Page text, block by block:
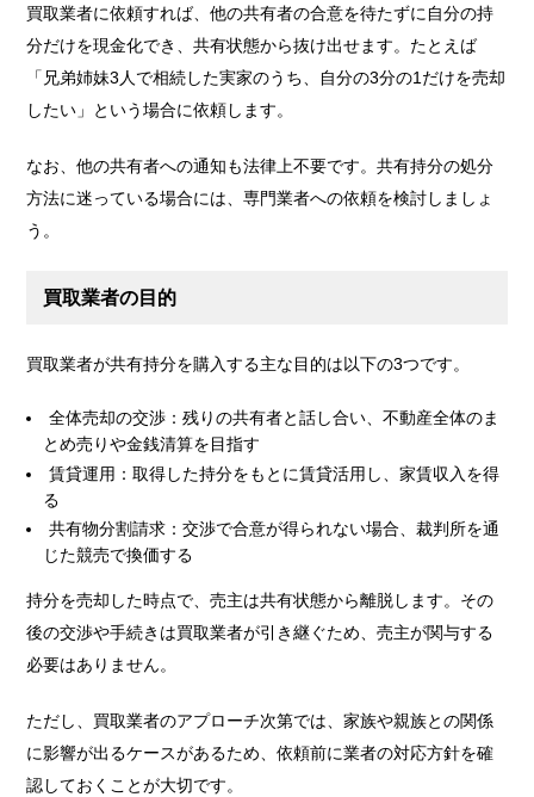
買取業者に依頼すれば、他の共有者の合意を待たずに自分の持
分だけを現金化でき、共有状態から抜け出せます。たとえば
「兄弟姉妹3人で相続した実家のうち、自分の3分の1だけを売却
したい」という場合に依頼します。
なお、他の共有者への通知も法律上不要です。共有持分の処分
方法に迷っている場合には、専門業者への依頼を検討しましょ
う。
買取業者の目的
買取業者が共有持分を購入する主な目的は以下の3つです。
全体売却の交渉：残りの共有者と話し合い、不動産全体のま
とめ売りや金銭清算を目指す
賃貸運用：取得した持分をもとに賃貸活用し、家賃収入を得
る
共有物分割請求：交渉で合意が得られない場合、裁判所を通
じた競売で換価する
持分を売却した時点で、売主は共有状態から離脱します。その
後の交渉や手続きは買取業者が引き継ぐため、売主が関与する
必要はありません。
ただし、買取業者のアプローチ次第では、家族や親族との関係
に影響が出るケースがあるため、依頼前に業者の対応方針を確
認しておくことが大切です。